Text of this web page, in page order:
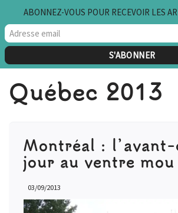
Aller
au
Québec 2013
Montréal :
jour au ventre mou
03/09/2013
ABONNEZ-VOUS POUR RECEVOIR LES